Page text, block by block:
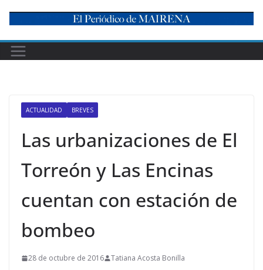
content
ACTUALIDAD BREVES
Las urbanizaciones de El
Torreón y Las Encinas
cuentan con estación de
bombeo
28 de octubre de 2016 Tatiana Acosta Bonilla